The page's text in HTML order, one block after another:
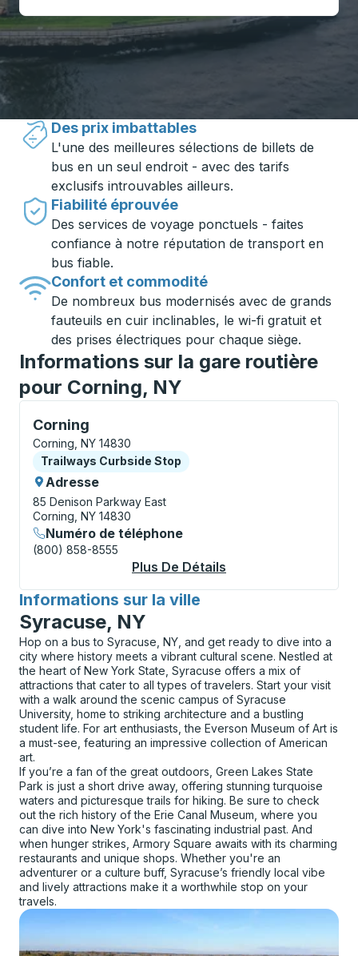
Voyager en toute simplicité avec
Des prix imbattables
L'une des meilleures sélections de billets de
bus en un seul endroit - avec des tarifs
exclusifs introuvables ailleurs.
Fiabilité éprouvée
Des services de voyage ponctuels - faites
confiance à notre réputation de transport en
bus fiable.
Confort et commodité
De nombreux bus modernisés avec de grands
fauteuils en cuir inclinables, le wi-fi gratuit et
des prises électriques pour chaque siège.
Informations sur la gare routière
pour Corning, NY
Corning
Curbside Stop, utilisez les touches fléchées ou la
Corning, NY 14830
Curbside Stop
Trailways Curbside Stop
Adresse
85 Denison Parkway East
Corning, NY 14830
Numéro de téléphone
(800) 858-8555
Plus De Détails
Informations sur la ville
pour
Syracuse, NY
Hop on a bus to Syracuse, NY, and get ready to dive into a
city where history meets a vibrant cultural scene. Nestled at
the heart of New York State, Syracuse offers a mix of
attractions that cater to all types of travelers. Start your visit
with a walk around the scenic campus of Syracuse
University, home to striking architecture and a bustling
student life. For art enthusiasts, the Everson Museum of Art is
a must-see, featuring an impressive collection of American
art.
If you’re a fan of the great outdoors, Green Lakes State
Park is just a short drive away, offering stunning turquoise
waters and picturesque trails for hiking. Be sure to check
out the rich history of the Erie Canal Museum, where you
can dive into New York's fascinating industrial past. And
when hunger strikes, Armory Square awaits with its charming
restaurants and unique shops. Whether you're an
adventurer or a culture buff, Syracuse’s friendly local vibe
and lively attractions make it a worthwhile stop on your
travels.